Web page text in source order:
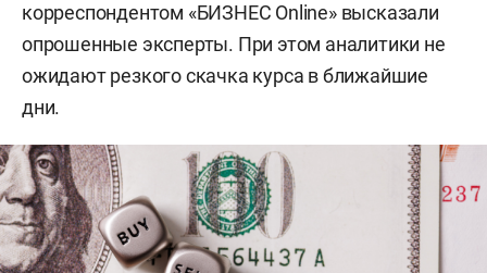
корреспондентом «БИЗНЕС Online» высказали
опрошенные эксперты. При этом аналитики не
ожидают резкого скачка курса в ближайшие
дни.